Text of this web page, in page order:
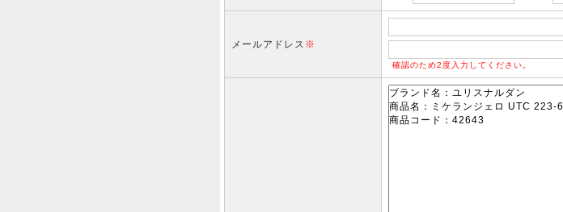
メールアドレス ※
確認のため2度入力してください。